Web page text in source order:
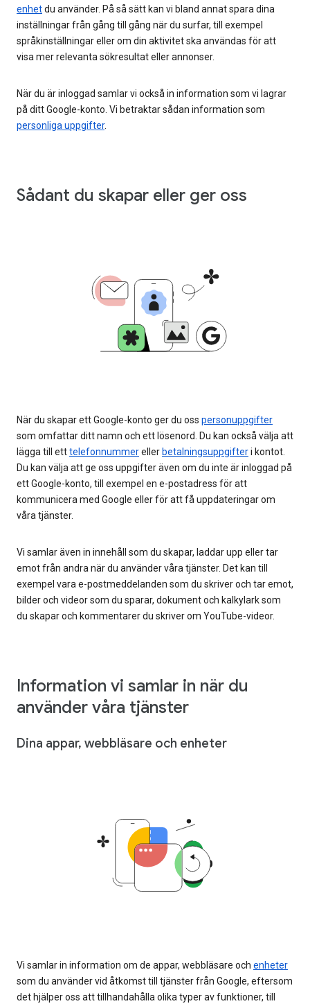
enhetdu använder. På så sätt kan vi bland annat spara dina
inställningar från gång till gång när du surfar, till exempel
språkinställningar eller om din aktivitet ska användas för att
visa mer relevanta sökresultat eller annonser.
När du är inloggad samlar vi också in information som vi lagrar
på ditt Google-konto. Vi betraktar sådan information som
personliga uppgifter.
Sådant du skapar eller ger oss
När du skapar ett Google-konto ger du oss personuppgifter
som omfattar ditt namn och ett lösenord. Du kan också välja att
lägga till etttelefonnummereller betalningsuppgifteri kontot.
Du kan välja att ge oss uppgifter även om du inte är inloggad på
ett Google-konto, till exempel en e-postadress för att
kommunicera med Google eller för att få uppdateringar om
våra tjänster.
Vi samlar även in innehåll som du skapar, laddar upp eller tar
emot från andra när du använder våra tjänster. Det kan till
exempel vara e-postmeddelanden som du skriver och tar emot,
bilder och videor som du sparar, dokument och kalkylark som
du skapar och kommentarer du skriver om YouTube-videor.
Information vi samlar in när du
använder våra tjänster
Dina appar, webbläsare och enheter
Vi samlar in information om de appar, webbläsare och enheter
som du använder vid åtkomst till tjänster från Google, eftersom
det hjälper oss att tillhandahålla olika typer av funktioner, till